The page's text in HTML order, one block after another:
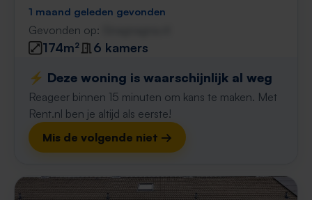
1 maand geleden gevonden
Gevonden op:
174m²
6 kamers
⚡️ Deze woning is waarschijnlijk al weg
Reageer binnen 15 minuten om kans te maken. Met
Rent.nl ben je altijd als eerste!
Mis de volgende niet →